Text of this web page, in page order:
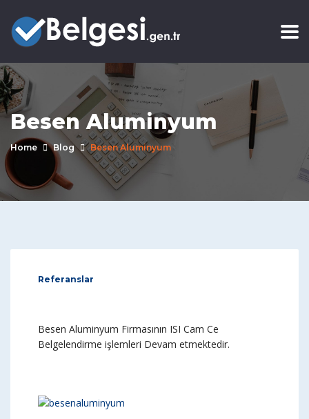
Besen Aluminyum
Home Blog Besen Aluminyum
Referanslar
Besen Aluminyum Firmasının ISI Cam Ce
Belgelendirme işlemleri Devam etmektedir.